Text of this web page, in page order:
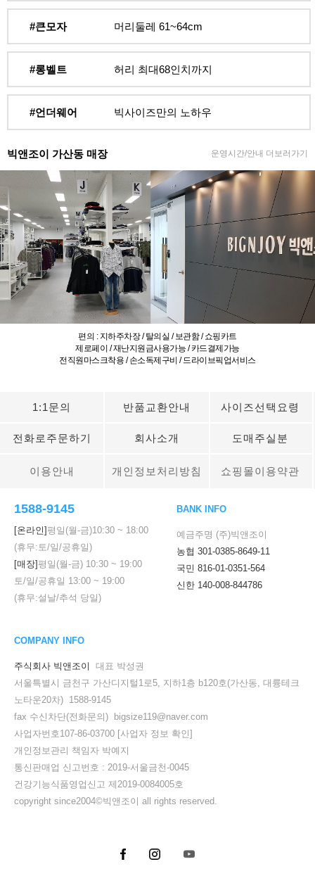
#큰모자 머리둘레 61~64cm
#롱벨트 허리 최대68인치까지
#언더웨어 빅사이즈만의 노하우
빅앤조이 가산동 매장 운영시간/안내 더보러가기
편의 : 지하주차장 / 탈의실 / 보관함 / 쇼핑카트
제로페이 / 재난지원금사용가능 / 카드결제가능
전직원마스크착용 / 손소독제구비 / 드라이브픽업서비스
1:1문의 반품교환안내 사이즈선택요령
전화로주문하기 회사소개 도매주실분
이용안내 개인정보처리방침 쇼핑몰이용약관
1588-9145
[온라인]평일(월-금)10:30 ~ 18:00
(휴무:토/일/공휴일)
[매장]평일(월-금) 10:30 ~ 19:00
토/일/공휴일 13:00 ~ 19:00
(휴무:설날/추석 당일)
BANK INFO
예금주명 (주)빅앤조이
농협 301-0385-8649-11
국민 816-01-0351-564
신한 140-008-844786
COMPANY INFO
주식회사 빅앤조이
대표 박성권
서울특별시 금천구 가산디지털1로5, 지하1층 b120호(가산동, 대륭테크
노타운20차) 1588-9145
fax 수신차단(전화문의) bigsize119@naver.com
사업자번호107-86-03700 [사업자 정보 확인]
개인정보관리 책임자 박예지
통신판매업 신고번호 : 2019-서울금천-0045
건강기능식품영업신고 제2019-0084005호
copyright since2004©빅앤조이 all rights reserved.